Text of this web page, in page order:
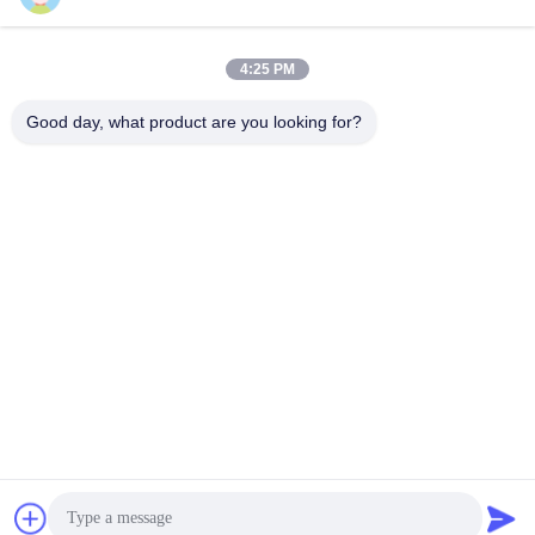
afdalingstabel
hbkedacc@gmail.com
86-0317-
Copyright © 2024-2026 Hebei Qiaoda Environmental Protection
Technology Co., Ltd. . Alle rechten voorbehoudena.
4:25 PM
Good day, what product are you looking for?